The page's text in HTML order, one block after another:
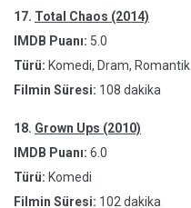
17. Total Chaos (2014)
IMDB Puanı: 5.0
Türü: Komedi, Dram, Romantik
Filmin Süresi: 108 dakika
18. Grown Ups (2010)
IMDB Puanı: 6.0
Türü: Komedi
Filmin Süresi: 102 dakika